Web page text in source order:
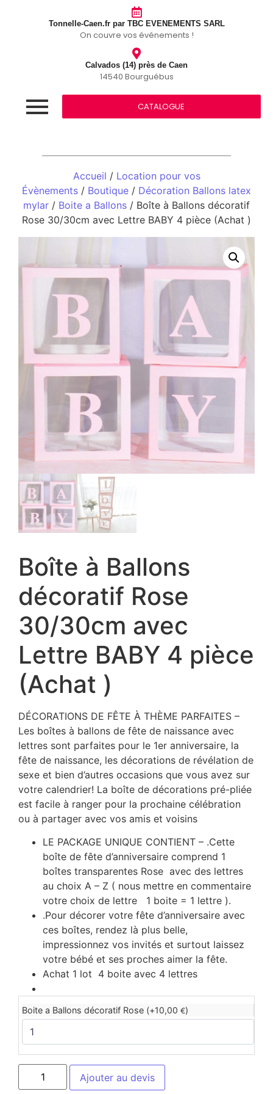
Tonnelle-Caen.fr par TBC EVENEMENTS SARL
On couvre vos événements !
Calvados (14) près de Caen
14540 Bourguébus
CATALOGUE
Accueil / Location pour vos
Évènements / Boutique / Décoration Ballons latex
mylar / Boite a Ballons / Boîte à Ballons décoratif
Rose 30/30cm avec Lettre BABY 4 pièce (Achat )
Boîte à Ballons
décoratif Rose
30/30cm avec
Lettre BABY 4 pièce
(Achat )
DÉCORATIONS DE FÊTE À THÈME PARFAITES –
Les boîtes à ballons de fête de naissance avec
lettres sont parfaites pour le 1er anniversaire, la
fête de naissance, les décorations de révélation de
sexe et bien d’autres occasions que vous avez sur
votre calendrier! La boîte de décorations pré-pliée
est facile à ranger pour la prochaine célébration
ou à partager avec vos amis et voisins
LE PACKAGE UNIQUE CONTIENT – .Cette
boîte de fête d’anniversaire comprend 1
boîtes transparentes Rose avec des lettres
au choix A – Z ( nous mettre en commentaire
votre choix de lettre 1 boite = 1 lettre ).
.Pour décorer votre fête d’anniversaire avec
ces boîtes, rendez là plus belle,
impressionnez vos invités et surtout laissez
votre bébé et ses proches aimer la fête.
Achat 1 lot 4 boite avec 4 lettres
Boite a Ballons décoratif Rose (+10,00 €)
Ajouter au devis